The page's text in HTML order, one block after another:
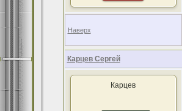
Наверх
Карцев Сергей
Карцев